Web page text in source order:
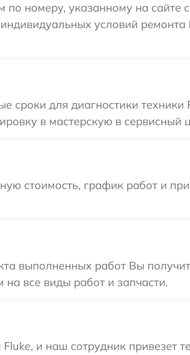
номеру, указанному на сайте
условий
сроки для диагностики техники
в мастерскую в сервисный
стоимость, график работ и
выполненных работ Вы
все виды работ и запчасти.
и наш сотрудник привезет